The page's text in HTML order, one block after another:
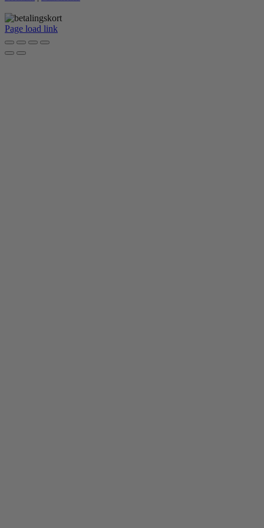
Page load link